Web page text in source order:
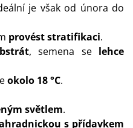
je však od února do
provést stratifikaci.
, semena selehce
okolo 18 °C.
světlem.
s přídavkem